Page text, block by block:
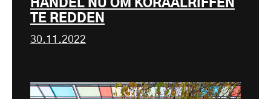
HANDEL NU OM KORAALRIFFEN
TE REDDEN
30.11.2022